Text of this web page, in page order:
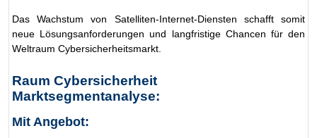
Das Wachstum von Satelliten-Internet-Diensten schafft somit
neue Lösungsanforderungen und langfristige Chancen für den
Weltraum Cybersicherheitsmarkt.
Raum Cybersicherheit
Marktsegmentanalyse:
Mit Angebot: